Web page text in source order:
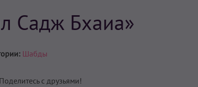
Садж Бхаиа»
Шабды
Поделитесь с друзьями!